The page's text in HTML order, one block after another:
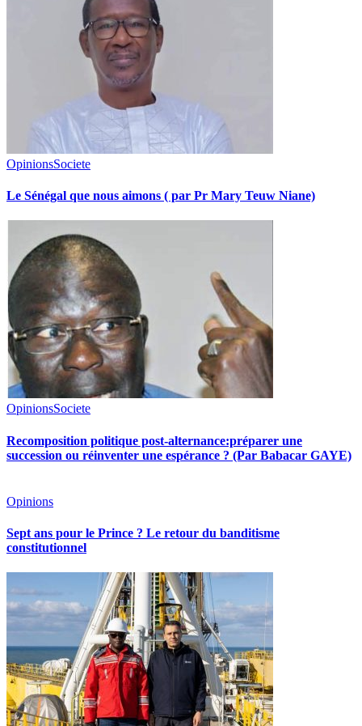
OpinionsSociete
Le Sénégal que nous aimons ( par Pr Mary Teuw Niane)
OpinionsSociete
Recomposition politique post-alternance:préparer une
succession ou réinventer une espérance ? (Par Babacar GAYE)
Opinions
Sept ans pour le Prince ? Le retour du banditisme
constitutionnel